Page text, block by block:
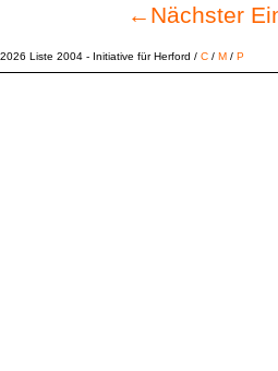
← Nächster
Liste 2004 - Initiative für Herford / C/ M/ P